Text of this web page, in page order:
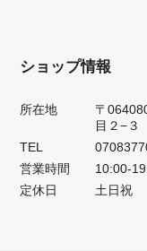
ショップ情報
所在地
〒
目２−３
TEL
営業時間
10:00-
定休日
土日祝